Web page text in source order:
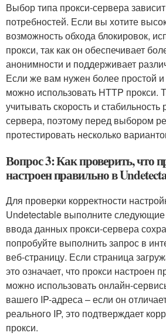
Выбор типа прокси-сервера
потребностей. Если вы хотите
возможность обхода блокировок,
прокси, так как он обеспечивает
анонимности и поддерживает
Если же вам нужен более простой
можно использовать HTTP прокси.
учитывать скорость и
сервера, поэтому перед выбором
протестировать несколько
Вопрос 3: Как проверить, что
настроен правильно в
Для проверки корректности
Undetectable выполните
ввода данных прокси-сервера
попробуйте выполнить запрос в
веб-страницу. Если страница
это означает, что прокси настроен
можно использовать онлайн-
вашего IP-адреса – если он
реального IP, это подтверждает
прокси.